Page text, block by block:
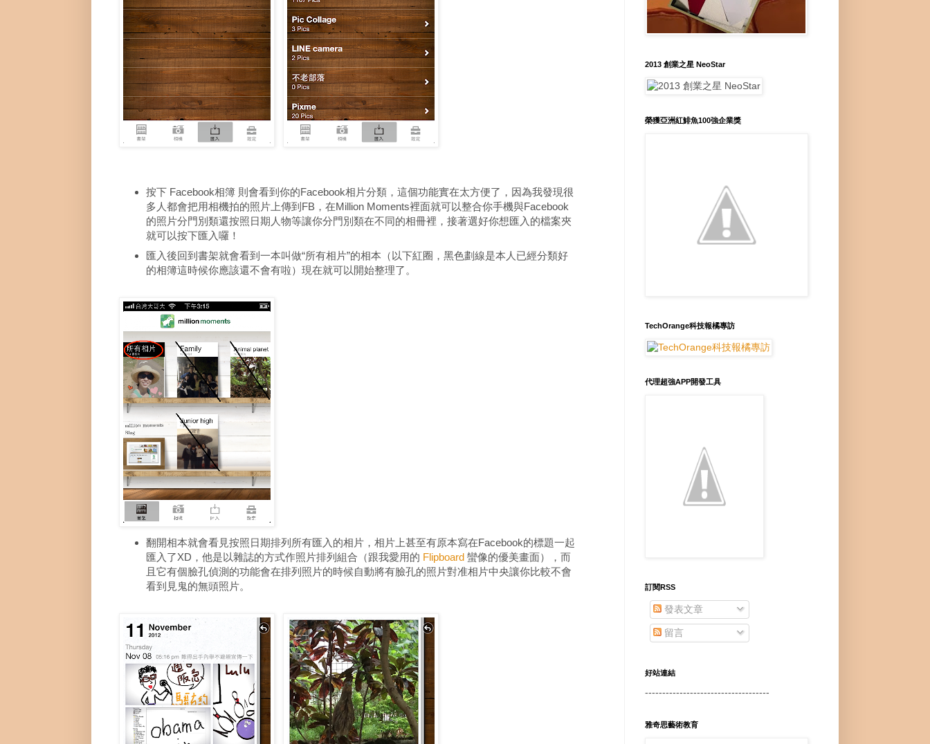
按下 Facebook相簿 則會看到你的Facebook相片分類，這個功能實在太方便了，因為我發現很
多人都會把用相機拍的照片上傳到FB，在Million Moments裡面就可以整合你手機與Facebook
的照片分門別類還按照日期人物等讓你分門別類在不同的相冊裡，接著選好你想匯入的檔案夾
就可以按下匯入囉！
匯入後回到書架就會看到一本叫做“所有相片”的相本（以下紅圈，黑色劃線是本人已經分類好
的相簿這時候你應該還不會有啦）現在就可以開始整理了。
翻開相本就會看見按照日期排列所有匯入的相片，相片上甚至有原本寫在Facebook的標題一起
匯入了XD，他是以雜誌的方式作照片排列組合（跟我愛用的 Flipboard蠻像的優美畫面），而
且它有個臉孔偵測的功能會在排列照片的時候自動將有臉孔的照片對准相片中央讓你比較不會
看到見鬼的無頭照片。
2013 創業之星 NeoStar
榮獲亞洲紅鯡魚100強企業獎
TechOrange科技報橘專訪
代理超強APP開發工具
訂閱RSS
發表文章
留言
好站連結
------------------------------------
雅奇思藝術教育